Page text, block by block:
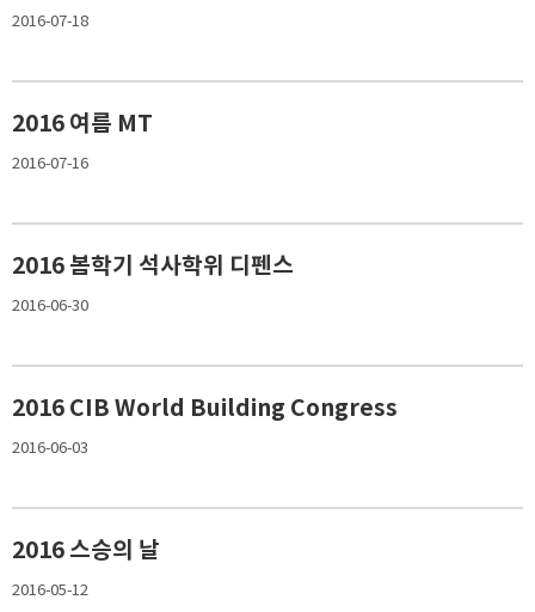
2016-07-18
2016 여름 MT
2016-07-16
2016 봄학기 석사학위 디펜스
2016-06-30
2016 CIB World Building Congress
2016-06-03
2016 스승의 날
2016-05-12